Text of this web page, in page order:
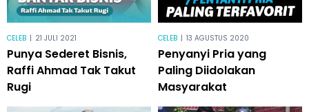
CELEB | 21 JULI 2021
Punya Sederet Bisnis,
Raffi Ahmad Tak Takut
Rugi
CELEB | 13 AGUSTUS 2020
Penyanyi Pria yang
Paling Diidolakan
Masyarakat